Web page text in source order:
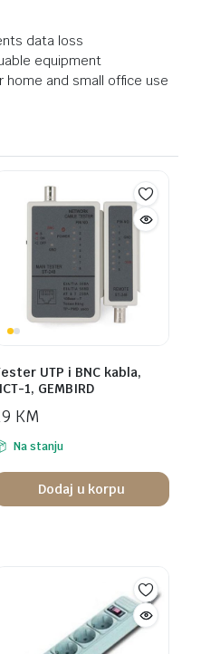
data loss
equipment
home and small office use
UTP i BNC kabla,
1, GEMBIRD
KM
Na stanju
Dodaj u korpu